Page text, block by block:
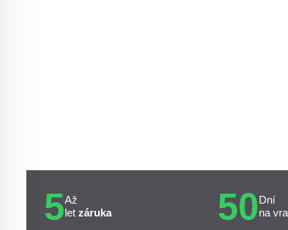
5Až
let záruka 50Dní
na